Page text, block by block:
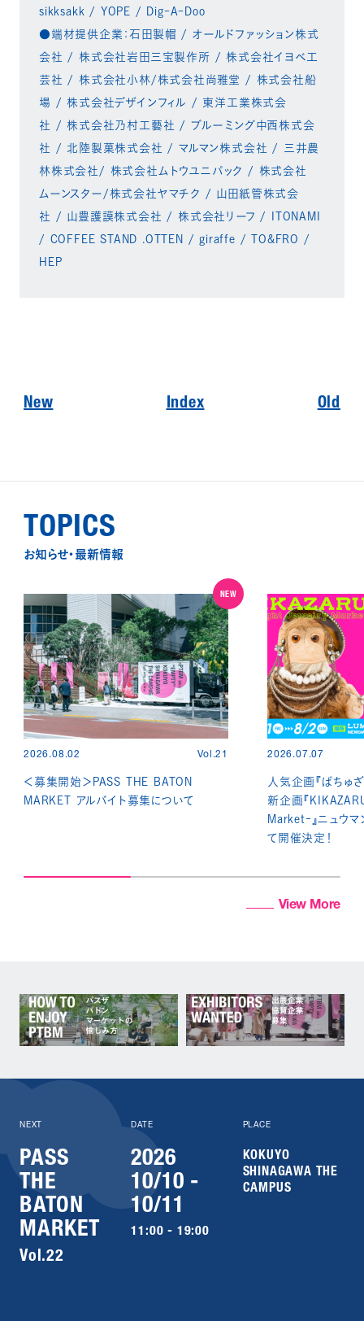
sikksakk / YOPE / Dig-A-Doo
●端材提供企業：石田製帽 / オールドファッション株式
会社 / 株式会社岩田三宝製作所 / 株式会社イヨベ工
芸社 / 株式会社小林/株式会社尚雅堂 / 株式会社船
場 / 株式会社デザインフィル / 東洋工業株式会
社 / 株式会社乃村工藝社 / ブルーミング中西株式会
社 / 北陸製菓株式会社 / マルマン株式会社 / 三井農
林株式会社/ 株式会社ムトウユニパック / 株式会社
ムーンスター/株式会社ヤマチク / 山田紙管株式会
社 / 山豊護謨株式会社 / 株式会社リーフ / ITONAMI
/ COFFEE STAND .OTTEN / giraffe / TO&FRO /
HEP
New Index Old
TOPICS
お知らせ・最新情報
View More
NEW
2026.08.02 Vol.21
＜募集開始＞PASS THE BATON
MARKET アルバイト募集について
2026.07.07
人気企画『ぱちゅ
新企画『
Market-』ニュウ
て開催決定！
NEXT
PASS
THE
BATON
MARKET
Vol.22
DATE
2026
10/10 -
10/11
11:00 - 19:00
PLACE
KOKUYO
SHINAGAWA THE
CAMPUS